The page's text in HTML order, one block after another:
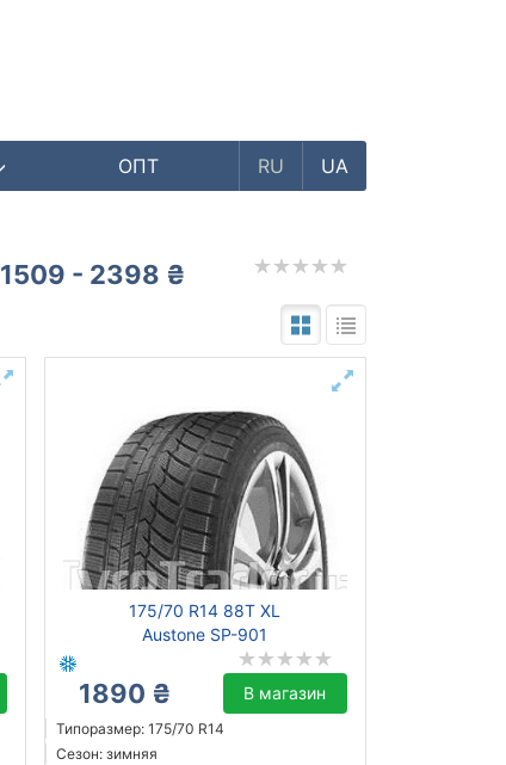
ОПТ RU UA
1509 - 2398 ₴
175/70 R14 88T XL
Austone SP-901
1890 ₴ В магазин
Типоразмер: 175/70 R14
Сезон: зимняя